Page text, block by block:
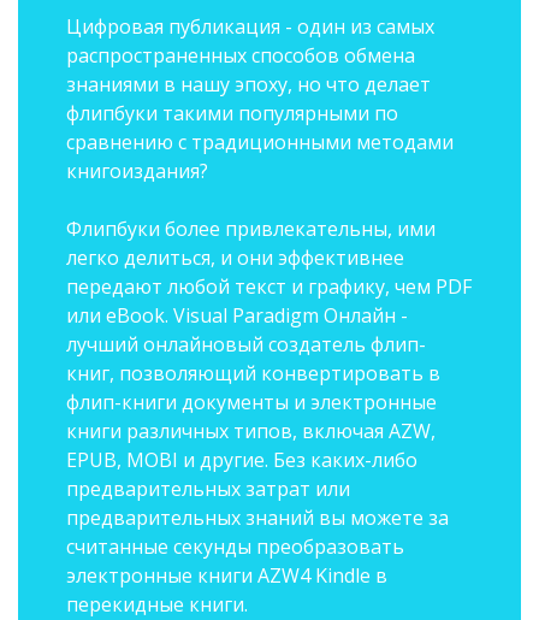
Цифровая публикация - один из самых
распространенных способов обмена
знаниями в нашу эпоху, но что делает
флипбуки такими популярными по
сравнению с традиционными методами
книгоиздания?
Флипбуки более привлекательны, ими
легко делиться, и они эффективнее
передают любой текст и графику, чем PDF
или eBook. Visual Paradigm Онлайн -
лучший онлайновый создатель флип-
книг, позволяющий конвертировать в
флип-книги документы и электронные
книги различных типов, включая AZW,
EPUB, MOBI и другие. Без каких-либо
предварительных затрат или
предварительных знаний вы можете за
считанные секунды преобразовать
электронные книги AZW4 Kindle в
перекидные книги.